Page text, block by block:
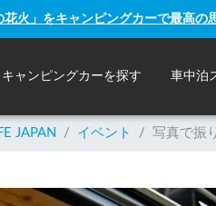
火」をキャンピングカーで最高の
キャンピングカーを探す 車中泊
JAPAN / イベント / 写真で振